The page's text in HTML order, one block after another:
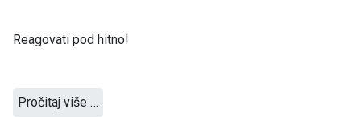
Reagovati pod hitno!
Pročitaj više …